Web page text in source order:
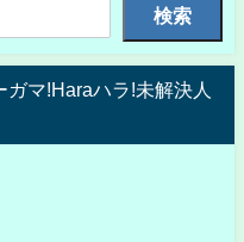
検索
マ!Haraハラ!未解決人